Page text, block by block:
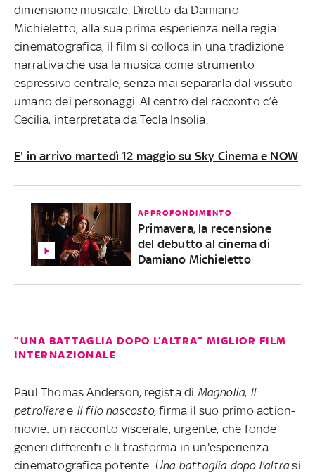
dimensione musicale. Diretto da Damiano
Michieletto, alla sua prima esperienza nella regia
cinematografica, il film si colloca in una tradizione
narrativa che usa la musica come strumento
espressivo centrale, senza mai separarla dal vissuto
umano dei personaggi. Al centro del racconto c’è
Cecilia, interpretata da Tecla Insolia.
E' in arrivo martedì 12 maggio su Sky Cinema e NOW
APPROFONDIMENTO
Primavera, la recensione
del debutto al cinema di
Damiano Michieletto
“UNA BATTAGLIA DOPO L’ALTRA” MIGLIOR FILM
INTERNAZIONALE
Paul Thomas Anderson, regista di Magnolia, Il
petrolieree Il filo nascosto,firma il suo primo action-
movie: un racconto viscerale, urgente, che fonde
generi differenti e li trasforma in un'esperienza
cinematografica potente. Una battaglia dopo l'altrasi